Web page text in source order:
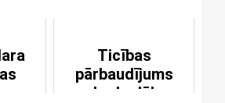
Ticības
pārbaudījums
bada dēļ